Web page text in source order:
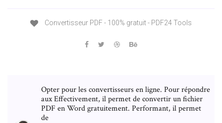
Convertisseur PDF - 100% gratuit - PDF24 Tools
Opter pour les convertisseurs en ligne. Pour répondre
aux Effectivement, il permet de convertir un fichier
PDF en Word gratuitement. Performant, il permet
de